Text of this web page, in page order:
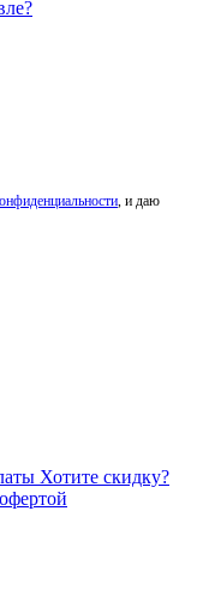
, и даю
Хотите скидку?